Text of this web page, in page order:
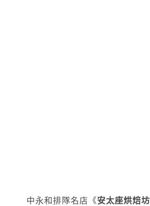
中永和排隊名店《安太座烘焙坊